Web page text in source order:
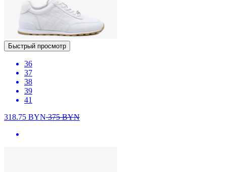
Быстрый просмотр
36
37
38
39
41
318.75 BYN375BYN